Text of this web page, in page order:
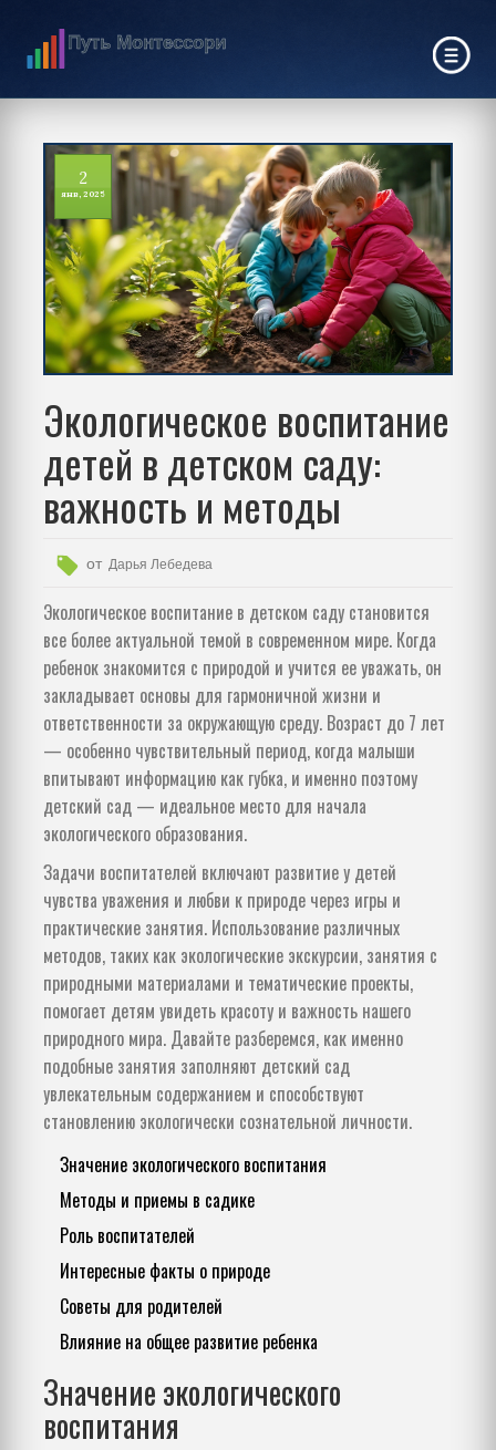
2
янв, 2025
Экологическое воспитание
детей в детском саду:
важность и методы
от Дарья Лебедева
Экологическое воспитание в детском саду становится
все более актуальной темой в современном мире. Когда
ребенок знакомится с природой и учится ее уважать, он
закладывает основы для гармоничной жизни и
ответственности за окружающую среду. Возраст до 7 лет
— особенно чувствительный период, когда малыши
впитывают информацию как губка, и именно поэтому
детский сад — идеальное место для начала
экологического образования.
Задачи воспитателей включают развитие у детей
чувства уважения и любви к природе через игры и
практические занятия. Использование различных
методов, таких как экологические экскурсии, занятия с
природными материалами и тематические проекты,
помогает детям увидеть красоту и важность нашего
природного мира. Давайте разберемся, как именно
подобные занятия заполняют детский сад
увлекательным содержанием и способствуют
становлению экологически сознательной личности.
Значение экологического воспитания
Методы и приемы в садике
Роль воспитателей
Интересные факты о природе
Советы для родителей
Влияние на общее развитие ребенка
Значение экологического
воспитания